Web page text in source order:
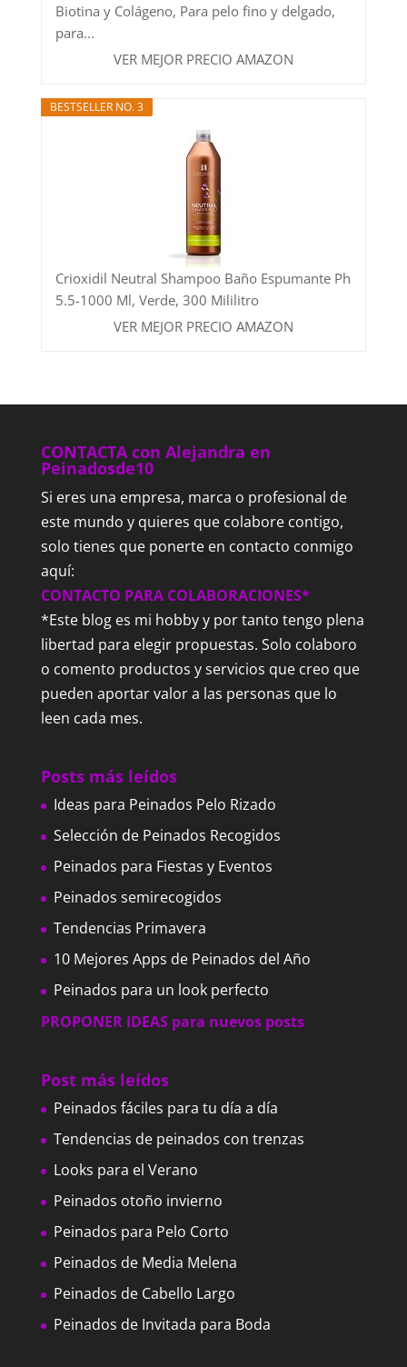
Biotina y Colágeno, Para pelo fino y delgado,
para...
VER MEJOR PRECIO AMAZON
BESTSELLER NO. 3
Crioxidil Neutral Shampoo Baño Espumante Ph
5.5-1000 Ml, Verde, 300 Mililitro
VER MEJOR PRECIO AMAZON
CONTACTA con Alejandra en
Peinadosde10
Si eres una empresa, marca o profesional de
este mundo y quieres que colabore contigo,
solo tienes que ponerte en contacto conmigo
aquí:
CONTACTO PARA COLABORACIONES*
*Este blog es mi hobby y por tanto tengo plena
libertad para elegir propuestas. Solo colaboro
o comento productos y servicios que creo que
pueden aportar valor a las personas que lo
leen cada mes.
Posts más leídos
Ideas para Peinados Pelo Rizado
Selección de Peinados Recogidos
Peinados para Fiestas y Eventos
Peinados semirecogidos
Tendencias Primavera
10 Mejores Apps de Peinados del Año
Peinados para un look perfecto
PROPONER IDEAS para nuevos posts
Post más leídos
Peinados fáciles para tu día a día
Tendencias de peinados con trenzas
Looks para el Verano
Peinados otoño invierno
Peinados para Pelo Corto
Peinados de Media Melena
Peinados de Cabello Largo
Peinados de Invitada para Boda